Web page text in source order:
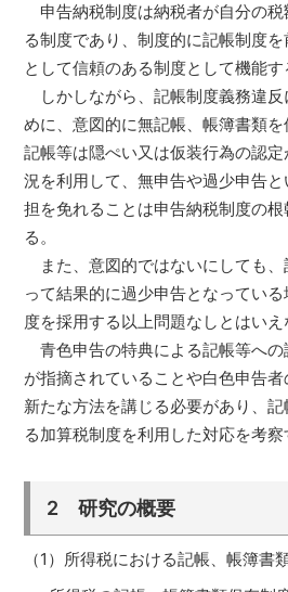
申告納税制度は納税者が自分の税
る制度であり、制度的に記帳制度
として信頼のある制度として機能す
しかしながら、記帳制度義務違反
めに、意図的に無記帳、帳簿書類
記帳等は隠ぺい又は仮装行為の認
況を利用して、無申告や過少申告
担を免れることは申告納税制度の
る。
また、意図的ではないにしても、
って結果的に過少申告となってい
度を採用する以上問題なしとはいえ
青色申告の特典による記帳等への
が指摘されていることや白色申告
新たな方法を講じる必要があり、
る加算税制度を利用した対応を考察
2 研究の概要
（1）所得税における記帳、帳簿書